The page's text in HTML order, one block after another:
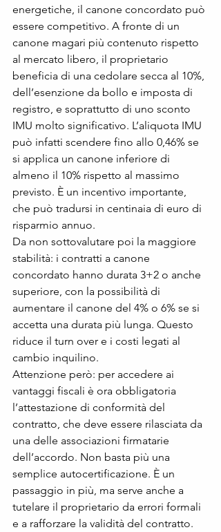
energetiche, il canone concordato può
essere competitivo. A fronte di un
canone magari più contenuto rispetto
al mercato libero, il proprietario
beneficia di una cedolare secca al 10%,
dell’esenzione da bollo e imposta di
registro, e soprattutto di uno sconto
IMU molto significativo. L’aliquota IMU
può infatti scendere fino allo 0,46% se
si applica un canone inferiore di
almeno il 10% rispetto al massimo
previsto. È un incentivo importante,
che può tradursi in centinaia di euro di
risparmio annuo.
Da non sottovalutare poi la maggiore
stabilità: i contratti a canone
concordato hanno durata 3+2 o anche
superiore, con la possibilità di
aumentare il canone del 4% o 6% se si
accetta una durata più lunga. Questo
riduce il turn over e i costi legati al
cambio inquilino.
Attenzione però: per accedere ai
vantaggi fiscali è ora obbligatoria
l’attestazione di conformità del
contratto, che deve essere rilasciata da
una delle associazioni firmatarie
dell’accordo. Non basta più una
semplice autocertificazione. È un
passaggio in più, ma serve anche a
tutelare il proprietario da errori formali
e a rafforzare la validità del contratto.